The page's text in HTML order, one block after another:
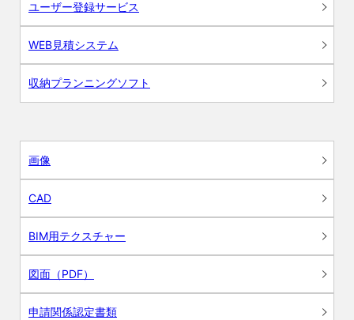
ユーザー登録サービス
WEB見積システム
収納プランニングソフト
画像
CAD
BIM用テクスチャー
図面（PDF）
申請関係認定書類